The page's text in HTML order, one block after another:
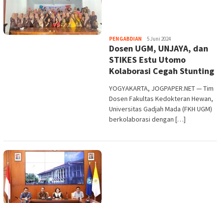
PENGABDIAN Heri
Purwata
5 Juni 2024
Dosen UGM, UNJAYA, dan
STIKES Estu Utomo
Kolaborasi Cegah Stunting
YOGYAKARTA, JOGPAPER.NET — Tim
Dosen Fakultas Kedokteran Hewan,
Universitas Gadjah Mada (FKH UGM)
berkolaborasi dengan […]